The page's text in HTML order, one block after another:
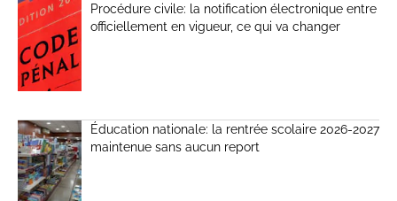
Procédure civile: la notification électronique entre
officiellement en vigueur, ce qui va changer
Éducation nationale: la rentrée scolaire 2026-2027
maintenue sans aucun report